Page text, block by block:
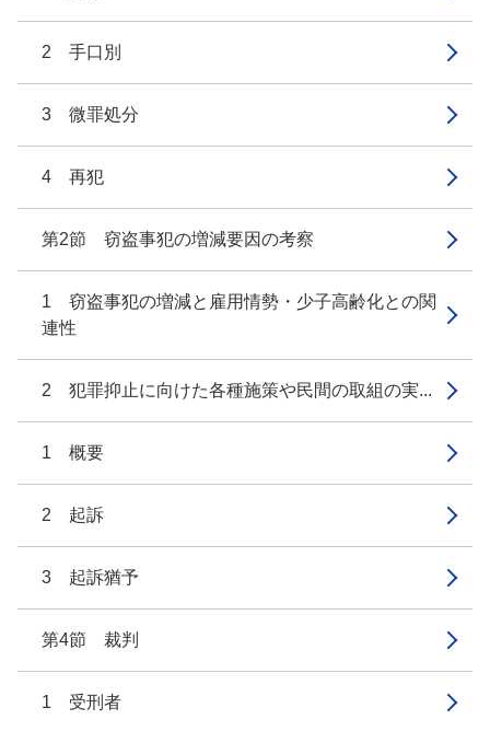
2 手口別
3 微罪処分
4 再犯
第2節 窃盗事犯の増減要因の考察
1 窃盗事犯の増減と雇用情勢・少子高齢化との関
連性
2 犯罪抑止に向けた各種施策や民間の取組の実...
1 概要
2 起訴
3 起訴猶予
第4節 裁判
1 受刑者